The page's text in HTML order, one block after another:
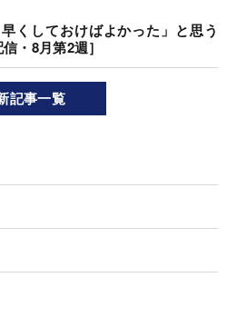
くしておけばよかった」と思う
・8月第2週］
記事一覧